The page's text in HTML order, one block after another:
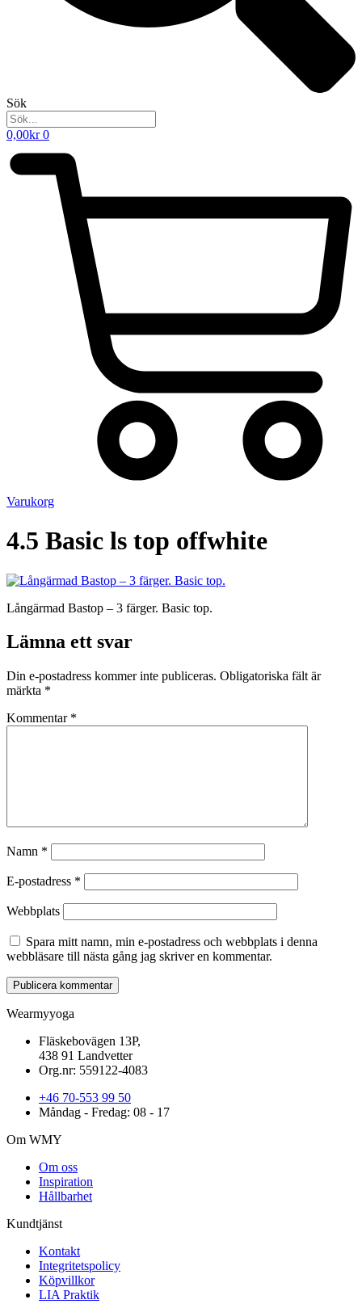
Sök
0,00kr 0
Varukorg
4.5 Basic ls top offwhite
Långärmad Bastop – 3 färger. Basic top.
Lämna ett svar
Din e-postadress kommer inte publiceras. Obligatoriska fält är
märkta *
Kommentar *
Namn *
E-postadress *
Webbplats
Spara mitt namn, min e-postadress och webbplats i denna
webbläsare till nästa gång jag skriver en kommentar.
Wearmyyoga
Fläskebovägen 13P,
438 91 Landvetter
Org.nr: 559122-4083
+46 70-553 99 50
Måndag - Fredag: 08 - 17
Om WMY
Om oss
Inspiration
Hållbarhet
Kundtjänst
Kontakt
Integritetspolicy
Köpvillkor
LIA Praktik